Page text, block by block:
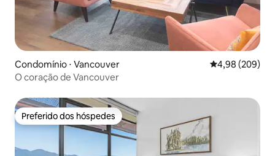
Condomínio ⋅ Vancouver 4,98 de uma
4,98 (209)
O coração de Vancouver
Preferido dos hóspedes
Preferido dos hóspedes